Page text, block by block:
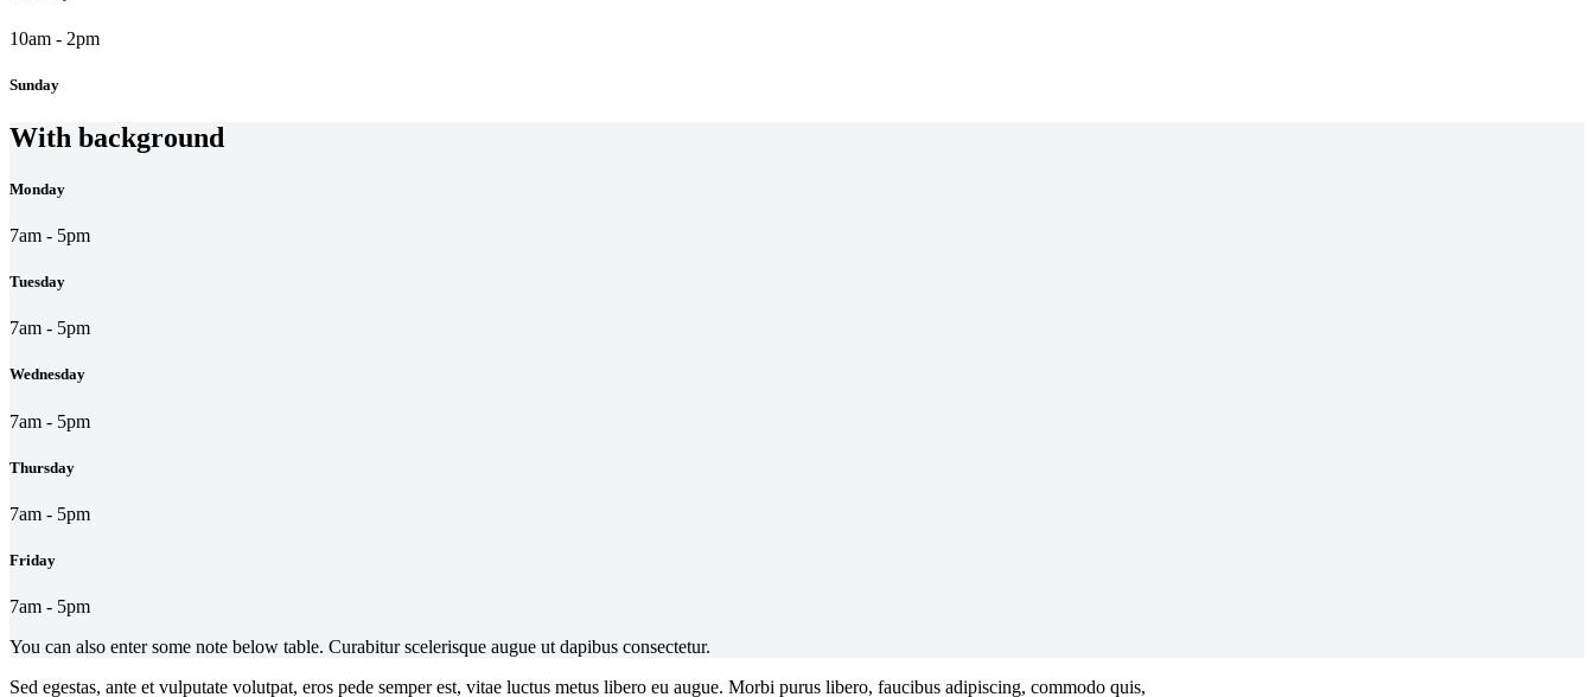
10am - 2pm
Sunday
With background
Monday
7am - 5pm
Tuesday
7am - 5pm
Wednesday
7am - 5pm
Thursday
7am - 5pm
Friday
7am - 5pm
You can also enter some note below table. Curabitur scelerisque augue ut dapibus consectetur.
Sed egestas, ante et vulputate volutpat, eros pede semper est, vitae luctus metus libero eu augue. Morbi purus libero, faucibus adipiscing, commodo quis,